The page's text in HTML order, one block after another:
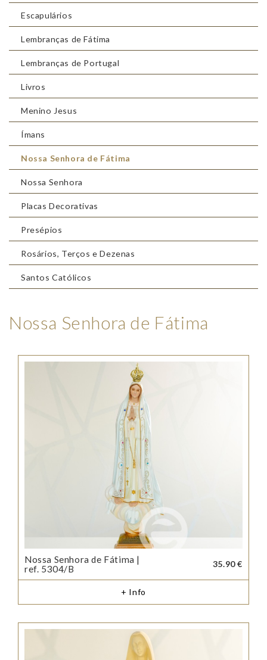
Escapulários
Lembranças de Fátima
Lembranças de Portugal
Livros
Menino Jesus
Ímans
Nossa Senhora de Fátima
Nossa Senhora
Placas Decorativas
Presépios
Rosários, Terços e Dezenas
Santos Católicos
Nossa Senhora de Fátima
Nossa Senhora de Fátima |
ref. 5304/B
35.90 €
+ Info